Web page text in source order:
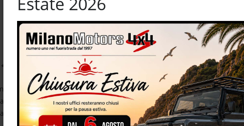
Business – 108.410 km certificati e garantiti – 4WD – euro 6D-ISC-FCM –
cartografico – volante multifunzione – specchietti elettrici –
per parcheggio assistito – vetri oscurati